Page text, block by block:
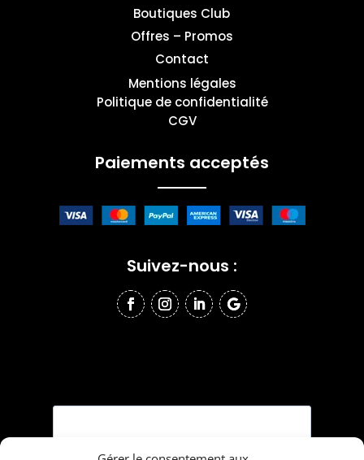
Boutiques Club
Offres – Promos
Contact
Mentions légales
Politique de confidentialité
CGV
Paiements acceptés
Suivez-nous :